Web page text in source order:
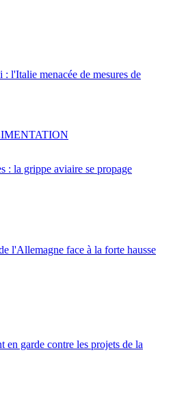
l'Italie menacée de mesures de
: la grippe aviaire se propage
l'Allemagne face à la forte hausse
en garde contre les projets de la